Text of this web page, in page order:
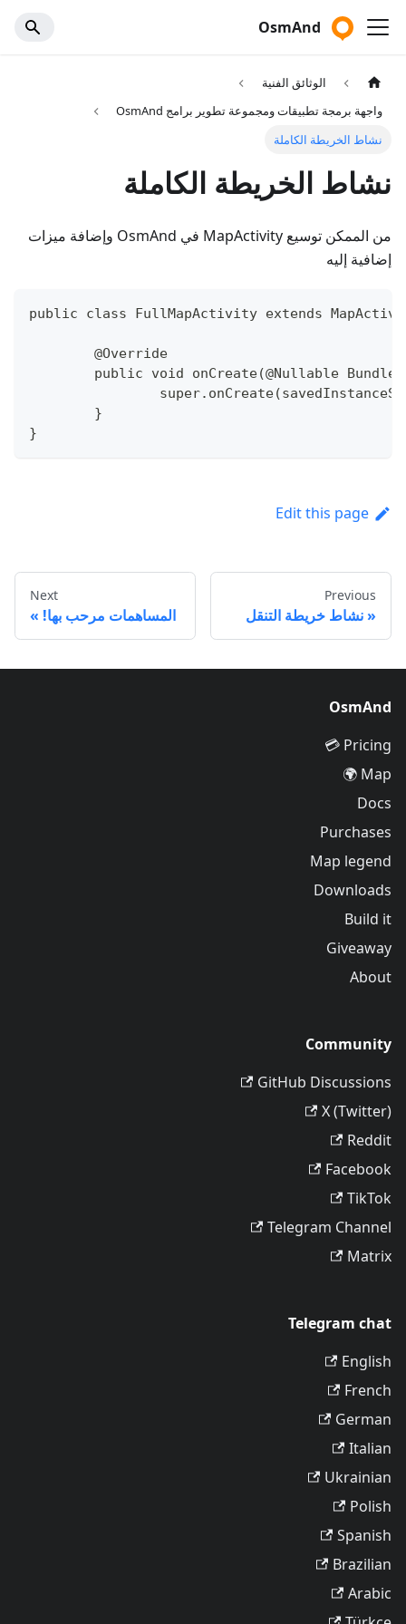
OsmAnd
الوثائق الفنية
واجهة برمجة تطبيقات ومجموعة تطوير برامج OsmAnd
نشاط الخريطة الكاملة
نشاط الخريطة الكاملة
من الممكن توسيع MapActivity في OsmAnd وإضافة ميزات
إضافية إليه
public class FullMapActivity extends
	@Override
public void onCreate(@Nullable Bundle
	}
}
Edit this page
Previous
نشاط خريطة التنقل
Next
المساهمات مرحب بها!
OsmAnd
Pricing 💳
Map 🌍
Docs
Purchases
Map legend
Downloads
Build it
Giveaway
About
Community
GitHub Discussions
X (Twitter)
Reddit
Facebook
TikTok
Telegram Channel
Matrix
Telegram chat
English
French
German
Italian
Ukrainian
Polish
Spanish
Brazilian
Arabic